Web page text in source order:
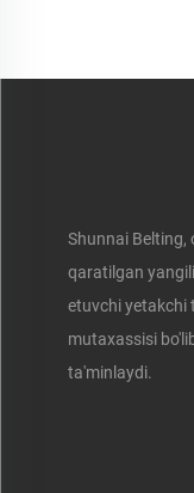
Shunnai Belting,
qaratilgan
etuvchi yetakchi
mutaxassisi
ta'minlaydi.